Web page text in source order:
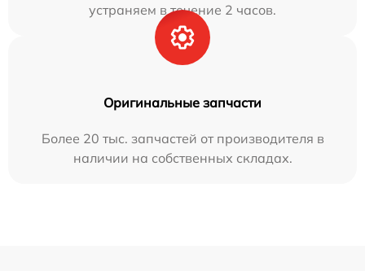
устраняем в течение 2 часов.
Оригинальные запчасти
Более 20 тыс. запчастей от производителя в
наличии на собственных складах.